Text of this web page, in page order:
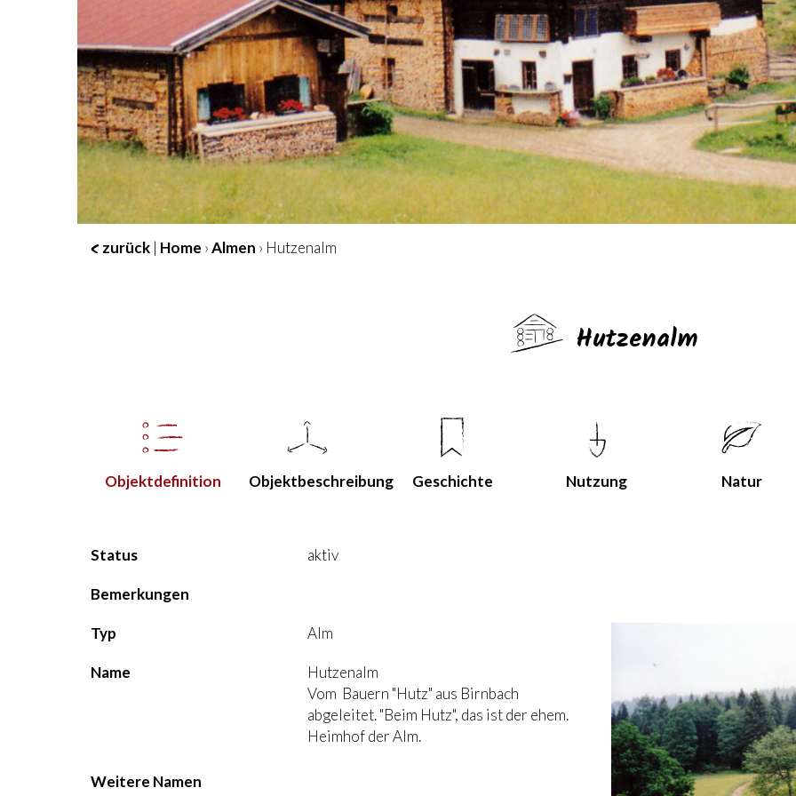
zurück | Home ›Almen › Hutzenalm
Hutzenalm
Objekt­definition Objekt­beschreibung Geschichte Nutzung Natur
Status aktiv
Bemerkungen
Typ Alm
Name
Hutzenalm
Vom Bauern "Hutz" aus Birnbach
abgeleitet. "Beim Hutz", das ist der ehem.
Heimhof der Alm.
Weitere Namen